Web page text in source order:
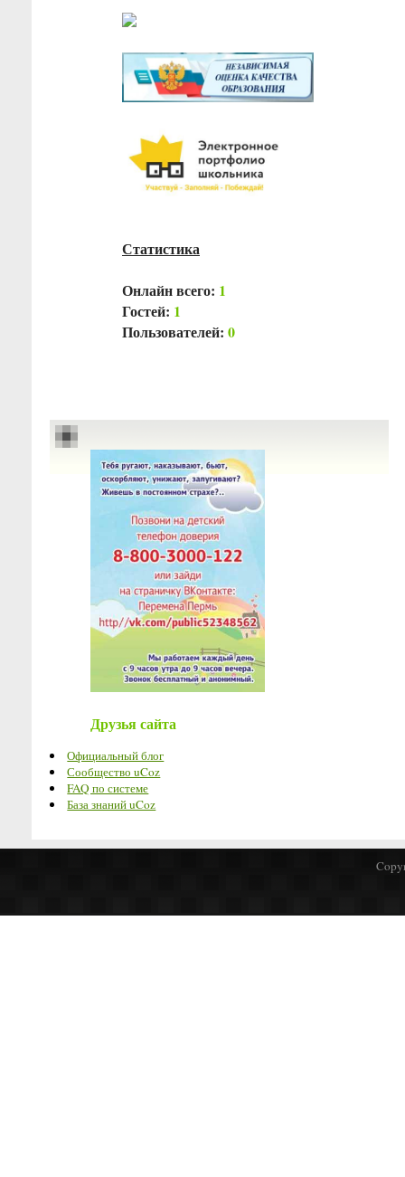
Статистика
Онлайн всего: 1
Гостей: 1
Пользователей: 0
Друзья сайта
Официальный блог
Сообщество uCoz
FAQ по системе
База знаний uCoz